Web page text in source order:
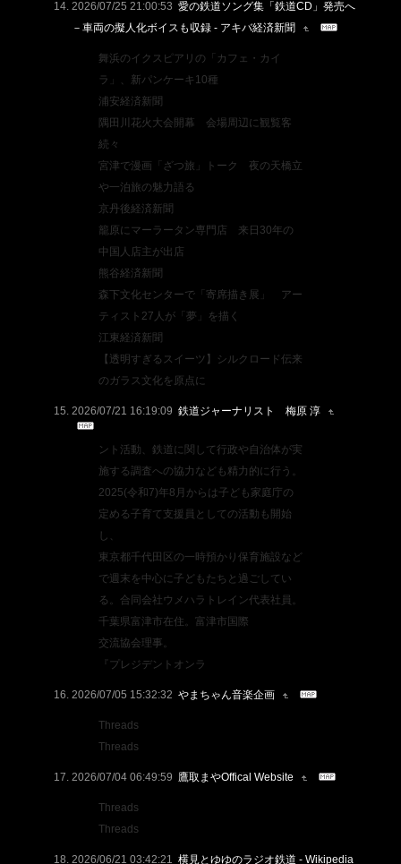
2026/07/25 21:00:53 愛の鉄道ソング集「鉄道CD」発売へ
－車両の擬人化ボイスも収録 - アキバ経済新聞
舞浜のイクスピアリの「カフェ・カイ
ラ」、新パンケーキ10種
浦安経済新聞
隅田川花火大会開幕 会場周辺に観覧客
続々
宮津で漫画「ざつ旅」トーク 夜の天橋立
や一泊旅の魅力語る
京丹後経済新聞
籠原にマーラータン専門店 来日30年の
中国人店主が出店
熊谷経済新聞
森下文化センターで「寄席描き展」 アー
ティスト27人が「夢」を描く
江東経済新聞
【透明すぎるスイーツ】シルクロード伝来
のガラス文化を原点に
2026/07/21 16:19:09 鉄道ジャーナリスト 梅原 淳
ント活動、鉄道に関して行政や自治体が実
施する調査への協力なども精力的に行う。
2025(令和7)年8月からは子ども家庭庁の
定める子育て支援員としての活動も開始
し、
東京都千代田区の一時預かり保育施設など
で週末を中心に子どもたちと過ごしてい
る。合同会社ウメハラトレイン代表社員。
千葉県富津市在住。富津市国際
交流協会理事。
『プレジデントオンラ
2026/07/05 15:32:32 やまちゃん音楽企画
Threads
Threads
2026/07/04 06:49:59 鷹取まやOffical Website
Threads
Threads
2026/06/21 03:42:21 横見とゆゆのラジオ鉄道 - Wikipedia